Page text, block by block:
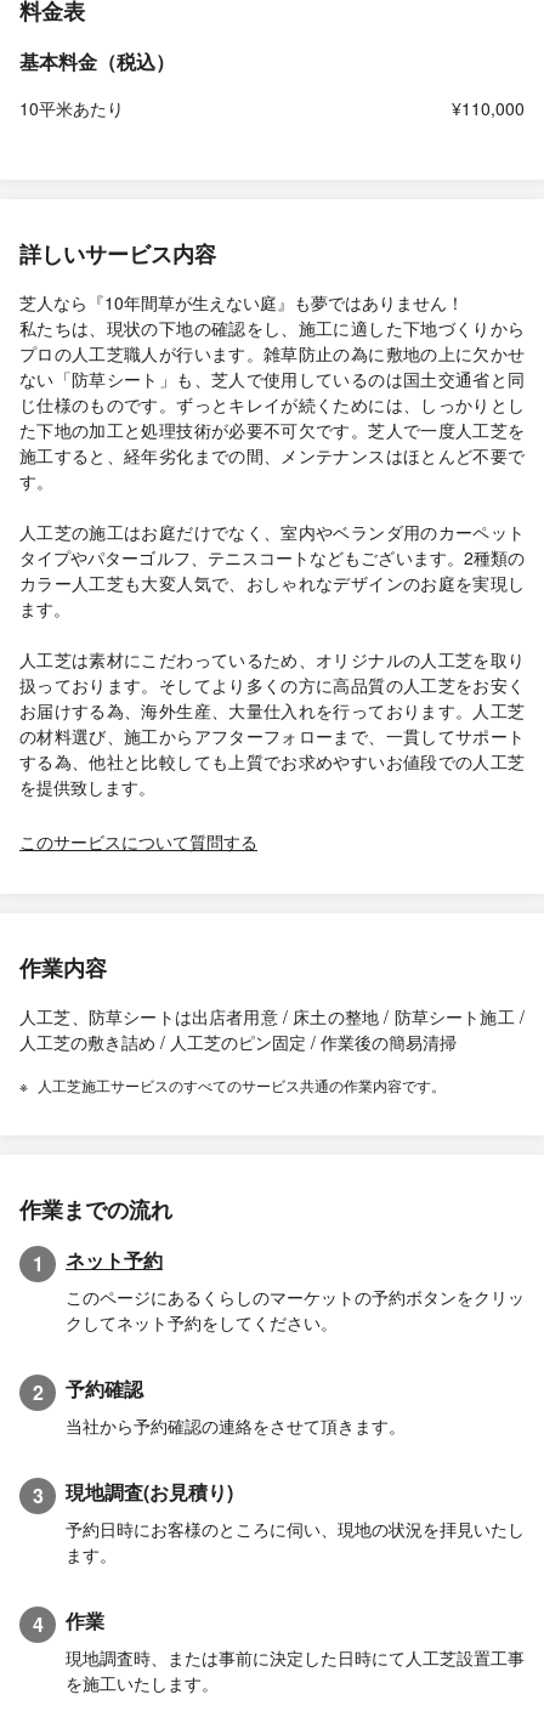
料金表
基本料金（税込）
10平米あたり ¥110,000
詳しいサービス内容
芝人なら『10年間草が生えない庭』も夢ではありません！
私たちは、現状の下地の確認をし、施工に適した下地づくりから
プロの人工芝職人が行います。雑草防止の為に敷地の上に欠かせ
ない「防草シート」も、芝人で使用しているのは国土交通省と同
じ仕様のものです。ずっとキレイが続くためには、しっかりとし
た下地の加工と処理技術が必要不可欠です。芝人で一度人工芝を
施工すると、経年劣化までの間、メンテナンスはほとんど不要で
す。
人工芝の施工はお庭だけでなく、室内やベランダ用のカーペット
タイプやパターゴルフ、テニスコートなどもございます。2種類の
カラー人工芝も大変人気で、おしゃれなデザインのお庭を実現し
ます。
人工芝は素材にこだわっているため、オリジナルの人工芝を取り
扱っております。そしてより多くの方に高品質の人工芝をお安く
お届けする為、海外生産、大量仕入れを行っております。人工芝
の材料選び、施工からアフターフォローまで、一貫してサポート
する為、他社と比較しても上質でお求めやすいお値段での人工芝
を提供致します。
このサービスについて質問する
作業内容
人工芝、防草シートは出店者用意 / 床土の整地 / 防草シート施工 /
人工芝の敷き詰め / 人工芝のピン固定 / 作業後の簡易清掃
人工芝施工サービスのすべてのサービス共通の作業内容です。
作業までの流れ
1 ネット予約
このページにあるくらしのマーケットの予約ボタンをクリッ
クしてネット予約をしてください。
2 予約確認
当社から予約確認の連絡をさせて頂きます。
3 現地調査(お見積り)
予約日時にお客様のところに伺い、現地の状況を拝見いたし
ます。
4 作業
現地調査時、または事前に決定した日時にて人工芝設置工事
を施工いたします。